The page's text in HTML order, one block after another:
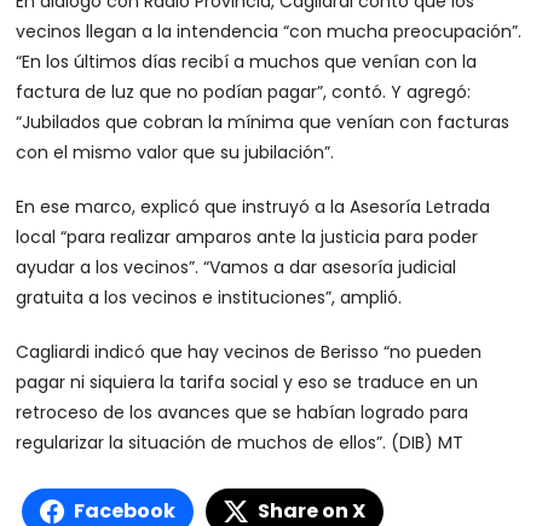
vecinos llegan a la intendencia “con mucha preocupación”.
“En los últimos días recibí a muchos que venían con la
factura de luz que no podían pagar”, contó. Y agregó:
“Jubilados que cobran la mínima que venían con facturas
con el mismo valor que su jubilación”.
En ese marco, explicó que instruyó a la Asesoría Letrada
local “para realizar amparos ante la justicia para poder
ayudar a los vecinos”. “Vamos a dar asesoría judicial
gratuita a los vecinos e instituciones”, amplió.
Cagliardi indicó que hay vecinos de Berisso “no pueden
pagar ni siquiera la tarifa social y eso se traduce en un
retroceso de los avances que se habían logrado para
regularizar la situación de muchos de ellos”. (DIB) MT
Facebook Share on X